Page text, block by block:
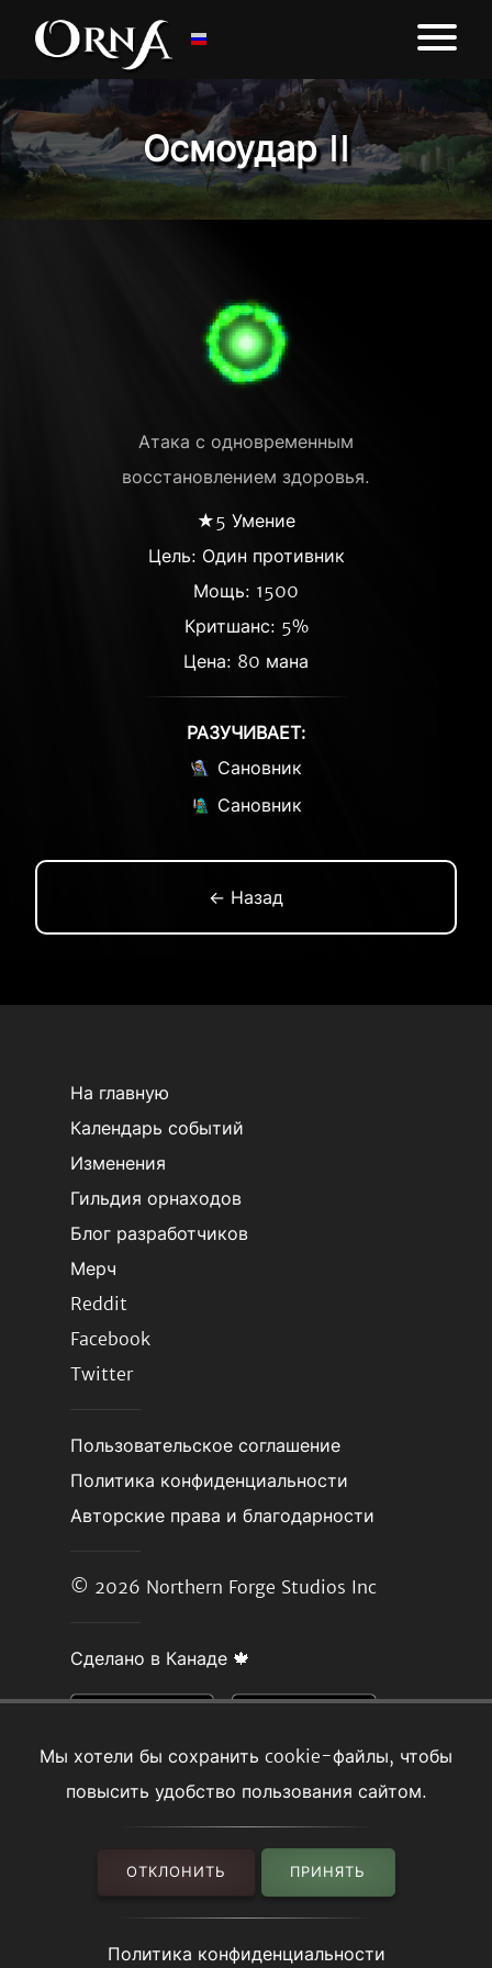
Осмоудар II
Мы хотели бы сохранить cookie-файлы, чтобы
повысить удобство пользования сайтом.
ОТКЛОНИТЬ ПРИНЯТЬ
Политика конфиденциальности
Атака с одновременным
восстановлением здоровья.
★5 Умение
Цель: Один противник
Мощь: 1500
Критшанс: 5%
Цена: 80 мана
РАЗУЧИВАЕТ:
Сановник
Сановник
← Назад
На главную
Календарь событий
Изменения
Гильдия орнаходов
Блог разработчиков
Мерч
Reddit
Facebook
Twitter
Пользовательское соглашение
Политика конфиденциальности
Авторские права и благодарности
© 2026 Northern Forge Studios Inc
Сделано в Канаде 🍁